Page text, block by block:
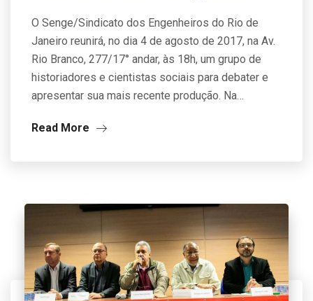
O Senge/Sindicato dos Engenheiros do Rio de
Janeiro reunirá, no dia 4 de agosto de 2017, na Av.
Rio Branco, 277/17° andar, às 18h, um grupo de
historiadores e cientistas sociais para debater e
apresentar sua mais recente produção. Na…
Read More